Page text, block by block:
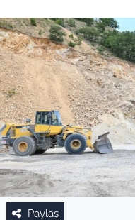
Paylaş